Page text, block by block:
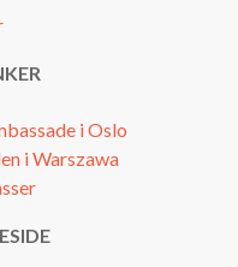
i Oslo
i Warszawa